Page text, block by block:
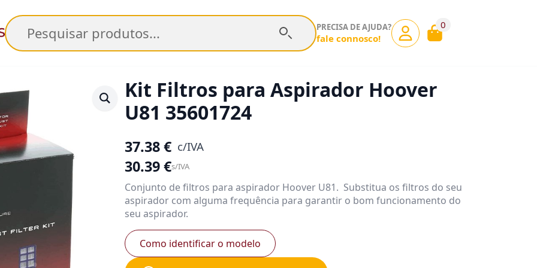
Pesquisar PRECISA DE AJUDA?
fale connosco!
0
Kit Filtros para Aspirador Hoover
U81 35601724
37.38€ c/IVA
30.39€s/IVA
Conjunto de filtros para aspirador Hoover U81. Substitua os filtros do seu
aspirador com alguma frequência para garantir o bom funcionamento do
seu aspirador.
Como identificar o modelo